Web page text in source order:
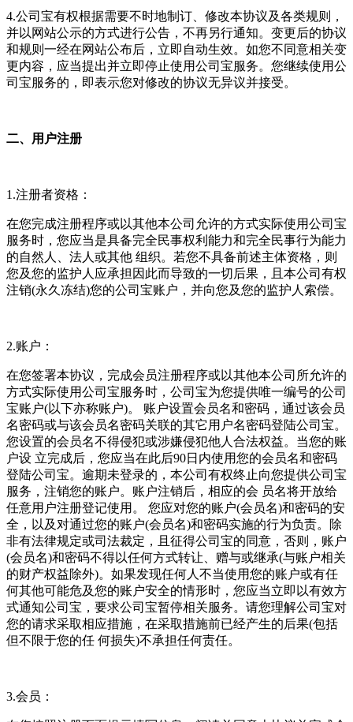
4.公司宝有权根据需要不时地制订、修改本协议及各类规则，
并以网站公示的方式进行公告，不再另行通知。变更后的协议
和规则一经在网站公布后，立即自动生效。如您不同意相关变
更内容，应当提出并立即停止使用公司宝服务。您继续使用公
司宝服务的，即表示您对修改的协议无异议并接受。
二、用户注册
1.注册者资格：
在您完成注册程序或以其他本公司允许的方式实际使用公司宝
服务时，您应当是具备完全民事权利能力和完全民事行为能力
的自然人、法人或其他 组织。若您不具备前述主体资格，则
您及您的监护人应承担因此而导致的一切后果，且本公司有权
注销(永久冻结)您的公司宝账户，并向您及您的监护人索偿。
2.账户：
在您签署本协议，完成会员注册程序或以其他本公司所允许的
方式实际使用公司宝服务时，公司宝为您提供唯一编号的公司
宝账户(以下亦称账户)。 账户设置会员名和密码，通过该会员
名密码或与该会员名密码关联的其它用户名密码登陆公司宝。
您设置的会员名不得侵犯或涉嫌侵犯他人合法权益。当您的账
户设 立完成后，您应当在此后90日内使用您的会员名和密码
登陆公司宝。逾期未登录的，本公司有权终止向您提供公司宝
服务，注销您的账户。账户注销后，相应的会 员名将开放给
任意用户注册登记使用。 您应对您的账户(会员名)和密码的安
全，以及对通过您的账户(会员名)和密码实施的行为负责。除
非有法律规定或司法裁定，且征得公司宝的同意，否则，账户
(会员名)和密码不得以任何方式转让、赠与或继承(与账户相关
的财产权益除外)。如果发现任何人不当使用您的账户或有任
何其他可能危及您的账户安全的情形时，您应当立即以有效方
式通知公司宝，要求公司宝暂停相关服务。请您理解公司宝对
您的请求采取相应措施，在采取措施前已经产生的后果(包括
但不限于您的任 何损失)不承担任何责任。
3.会员：